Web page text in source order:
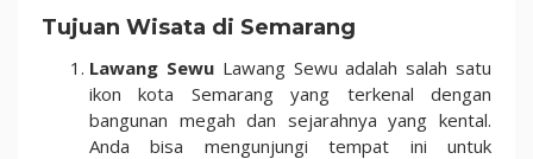
Tujuan Wisata di Semarang
Lawang SewuLawang Sewu adalah salah satu
ikon kota Semarang yang terkenal dengan
bangunan megah dan sejarahnya yang kental.
Anda bisa mengunjungi tempat ini untuk